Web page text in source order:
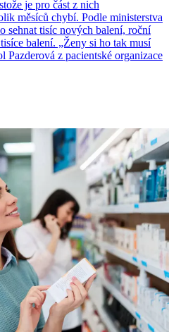
je pro část z nich
měsíců chybí. Podle ministerstva
sehnat tisíc nových balení, roční
balení. „Ženy si ho tak musí
Pazderová z pacientské organizace